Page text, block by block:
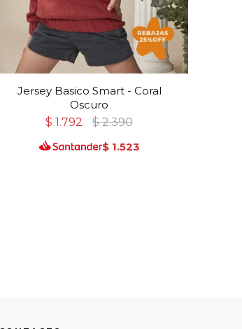
Jersey Basico Smart - Coral
Oscuro
$ 1.792 $ 2.390
$ 1.523